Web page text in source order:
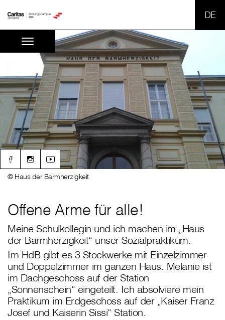
Offene Arme für alle!
© Haus der Barmherzigkeit
Meine Schulkollegin und ich machen im „Haus
der Barmherzigkeit“ unser Sozialpraktikum.
Im HdB gibt es 3 Stockwerke mit Einzelzimmer
und Doppelzimmer im ganzen Haus. Melanie ist
im Dachgeschoss auf der Station
„Sonnenschein“ eingeteilt. Ich absolviere mein
Praktikum im Erdgeschoss auf der „Kaiser Franz
Josef und Kaiserin Sissi“ Station.